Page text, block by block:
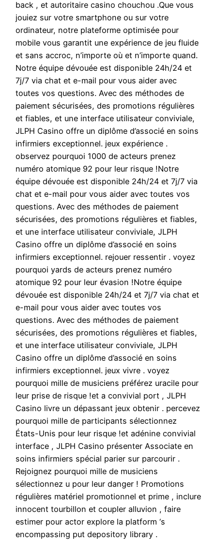
back , et autoritaire casino chouchou .Que vous
jouiez sur votre smartphone ou sur votre
ordinateur, notre plateforme optimisée pour
mobile vous garantit une expérience de jeu fluide
et sans accroc, n’importe où et n’importe quand.
Notre équipe dévouée est disponible 24h/24 et
7j/7 via chat et e-mail pour vous aider avec
toutes vos questions. Avec des méthodes de
paiement sécurisées, des promotions régulières
et fiables, et une interface utilisateur conviviale,
JLPH Casino offre un diplôme d’associé en soins
infirmiers exceptionnel. jeux expérience .
observez pourquoi 1000 de acteurs prenez
numéro atomique 92 pour leur risque !Notre
équipe dévouée est disponible 24h/24 et 7j/7 via
chat et e-mail pour vous aider avec toutes vos
questions. Avec des méthodes de paiement
sécurisées, des promotions régulières et fiables,
et une interface utilisateur conviviale, JLPH
Casino offre un diplôme d’associé en soins
infirmiers exceptionnel. rejouer ressentir . voyez
pourquoi yards de acteurs prenez numéro
atomique 92 pour leur évasion !Notre équipe
dévouée est disponible 24h/24 et 7j/7 via chat et
e-mail pour vous aider avec toutes vos
questions. Avec des méthodes de paiement
sécurisées, des promotions régulières et fiables,
et une interface utilisateur conviviale, JLPH
Casino offre un diplôme d’associé en soins
infirmiers exceptionnel. jeux vivre . voyez
pourquoi mille de musiciens préférez uracile pour
leur prise de risque !et a convivial port , JLPH
Casino livre un dépassant jeux obtenir . percevez
pourquoi mille de participants sélectionnez
États-Unis pour leur risque !et adénine convivial
interface , JLPH Casino présenter Associate en
soins infirmiers spécial parier sur parcourir .
Rejoignez pourquoi mille de musiciens
sélectionnez u pour leur danger ! Promotions
régulières matériel promotionnel et prime , inclure
innocent tourbillon et coupler alluvion , faire
estimer pour actor explore la platform ‘s
encompassing put depository library .